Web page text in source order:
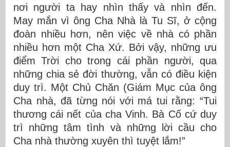
nơi người ta hay nhìn thấy và nhìn đến.
May mắn vì ông Cha Nhà là Tu Sĩ, ở cộng
đoàn nhiều hơn, nên việc về nhà có phần
nhiều hơn một Cha Xứ. Bởi vậy, những ưu
điểm Trời cho trong cái phần người, qua
những chia sẻ đời thường, vẫn có điều kiện
duy trì. Một Chủ Chăn (Giám Mục của ông
Cha nhà, đã từng nói với má tui rằng: “Tui
thương cái nết của cha Vinh. Bà Cố cứ duy
trì những tâm tình và những lời cầu cho
Cha nhà thường xuyên thì tuyệt lắm!”